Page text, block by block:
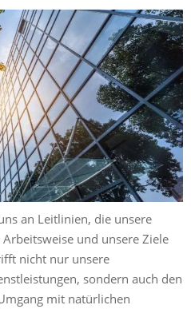
an Leitlinien, die unsere
und unsere Ziele
nicht nur unsere
sondern auch den
mit natürlichen